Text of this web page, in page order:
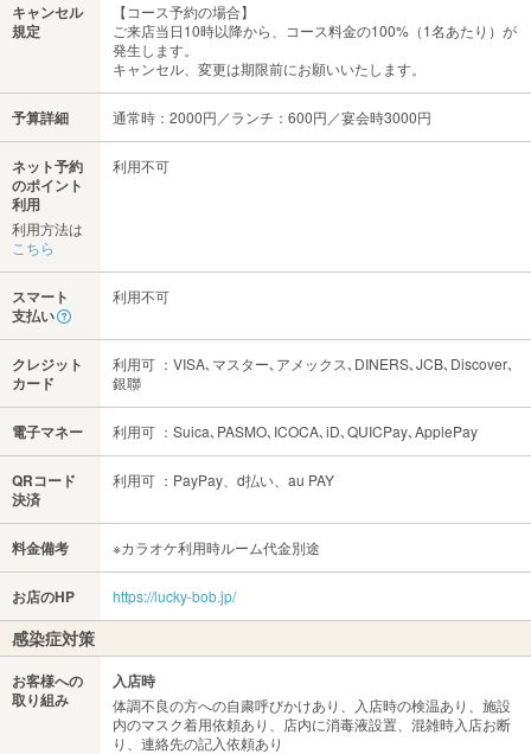
キャンセル
規定
【コース予約の場合】
ご来店当日10時以降から、コース料金の100%（1名あたり）が
発生します。
キャンセル、変更は期限前にお願いいたします。
予算詳細 通常時：2000円／ランチ：600円／宴会時3000円
ネット予約
のポイント
利用
利用方法は
こちら
利用不可
スマート
支払い
利用不可
クレジット
カード
利用可 ：VISA､マスター､アメックス､DINERS､JCB､Discover､
銀聯
電子マネー 利用可 ：Suica､PASMO､ICOCA､iD､QUICPay､ApplePay
QRコード
決済
利用可 ：PayPay、d払い、au PAY
料金備考 ※カラオケ利用時ルーム代金別途
お店のHP https://lucky-bob.jp/
感染症対策
お客様への
取り組み
入店時
体調不良の方への自粛呼びかけあり、入店時の検温あり、施設
内のマスク着用依頼あり、店内に消毒液設置、混雑時入店お断
り、連絡先の記入依頼あり